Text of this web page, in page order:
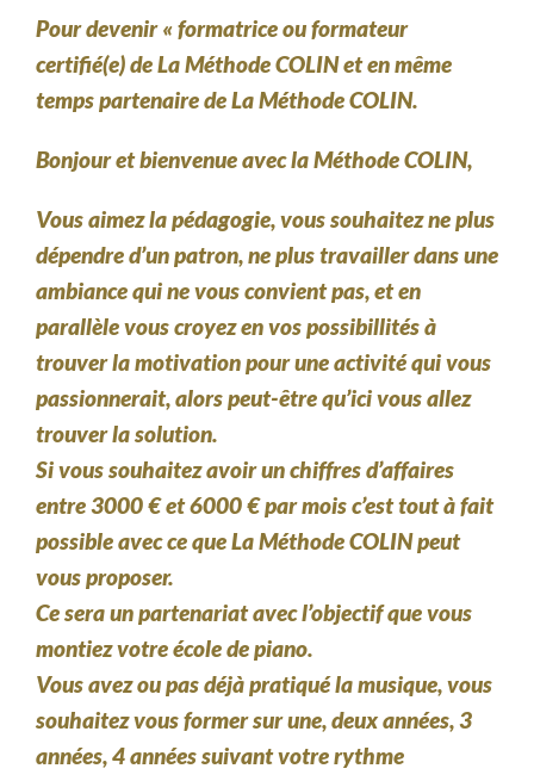
Pour devenir « formatrice ou formateur
certifié(e) de La Méthode COLIN et en même
temps partenaire de La Méthode COLIN.
Bonjour et bienvenue avec la Méthode COLIN,
Vous aimez la pédagogie, vous souhaitez ne plus
dépendre d’un patron, ne plus travailler dans une
ambiance qui ne vous convient pas, et en
parallèle vous croyez en vos possibillités à
trouver la motivation pour une activité qui vous
passionnerait, alors peut-être qu’ici vous allez
trouver la solution.
Si vous souhaitez avoir un chiffres d’affaires
entre 3000 € et 6000 € par mois c’est tout à fait
possible avec ce que La Méthode COLIN peut
vous proposer.
Ce sera un partenariat avec l’objectif que vous
montiez votre école de piano.
Vous avez ou pas déjà pratiqué la musique, vous
souhaitez vous former sur une, deux années, 3
années, 4 années suivant votre rythme